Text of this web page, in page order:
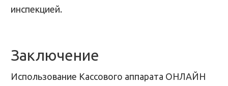
инспекцией.
Заключение
Использование Кассового аппарата ОНЛАЙН